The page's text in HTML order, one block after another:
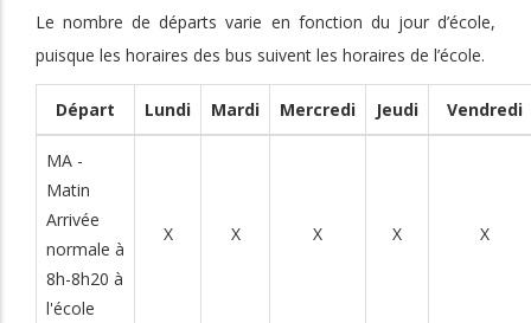
Le nombre de départs varie en fonction du jour d’école,
puisque les horaires des bus suivent les horaires de l’école.
Départ Lundi Mardi Mercredi Jeudi Vendredi
MA -
Matin
Arrivée
normale à
8h-8h20 à
l'école
X X X X X